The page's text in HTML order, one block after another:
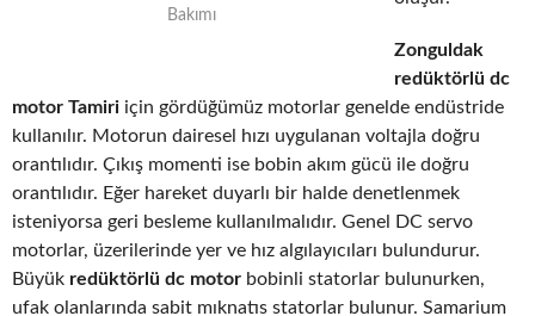
Bakımı
Zonguldak
redüktörlü dc
motor Tamiri için gördüğümüz motorlar genelde endüstride
kullanılır. Motorun dairesel hızı uygulanan voltajla doğru
orantılıdır. Çıkış momenti ise bobin akım gücü ile doğru
orantılıdır. Eğer hareket duyarlı bir halde denetlenmek
isteniyorsa geri besleme kullanılmalıdır. Genel DC servo
motorlar, üzerilerinde yer ve hız algılayıcıları bulundurur.
Büyük redüktörlü dc motor bobinli statorlar bulunurken,
ufak olanlarında sabit mıknatıs statorlar bulunur. Samarium